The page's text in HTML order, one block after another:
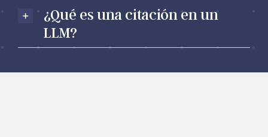
¿Qué es una citación en un
LLM?